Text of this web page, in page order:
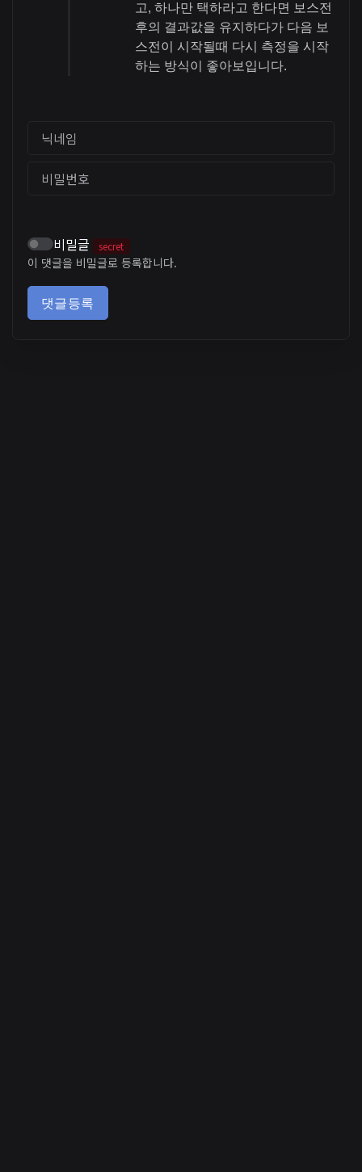
고, 하나만 택하라고 한다면 보스전
후의 결과값을 유지하다가 다음 보
스전이 시작될때 다시 측정을 시작
하는 방식이 좋아보입니다.
닉네임
비밀번호
비밀글 secret
이 댓글을 비밀글로 등록합니다.
댓글등록